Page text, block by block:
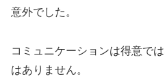
意外でした。
コミュニケーションは得意で
はありません。